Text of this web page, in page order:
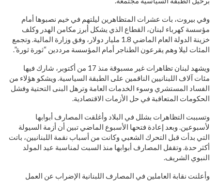
وفي بيروت، بات عشرات المتظاهرين ليلتهم في خيم نصبوها أمام
مؤسسة كهرباء لبنان، القطاع الذي يشكل أبرز مكامن الهدر وكلف
خزينة الدولة العام الماضي 1.8 مليار دولار، وفق وزارة المالية. وتجمع
المئات ليلا وهم يقرعون الطناجر أمام المؤسسة مرددين “ثورة ثورة”.
ويشهد لبنان تظاهرات غير مسبوقة منذ 17 من أكتوبر، شارك فيها
مئات آلاف اللبنانيين الناقمين على الطبقة السياسية. ويشكو هؤلاء من
الفساد المستشري وسوء الخدمات العامة وترهل البنى التحتية وفشل
الحكومات المتعاقبة في حل الأزمات الاقتصادية.
وتسببت التظاهرات بشلل في البلاد وأغلقت المصارف أبوابها
لأسبوعين. وبعد إعادة فتحها الأسبوع الماضي تبين أن أزمة السيولة
التي بدأت قبل التحرك الشعبي وكانت من أسباب نقمة اللبنانيين، باتت
أكثر حدة. وتقفل المصارف أبوابها منذ السبت لمناسبة عيد المولد
النبوي الشريف.
وأعلنت نقابة العاملين في المصارف اللبنانية الإضراب عن العمل